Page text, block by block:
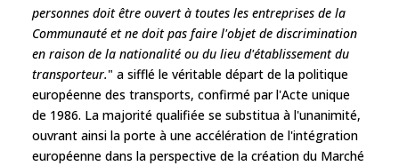
personnes doit être ouvert à toutes les entreprises de la
Communauté et ne doit pas faire l'objet de discrimination
en raison de la nationalité ou du lieu d'établissement du
transporteur." a sifflé le véritable départ de la politique
européenne des transports, confirmé par l'Acte unique
de 1986. La majorité qualifiée se substitua à l'unanimité,
ouvrant ainsi la porte à une accélération de l'intégration
européenne dans la perspective de la création du Marché